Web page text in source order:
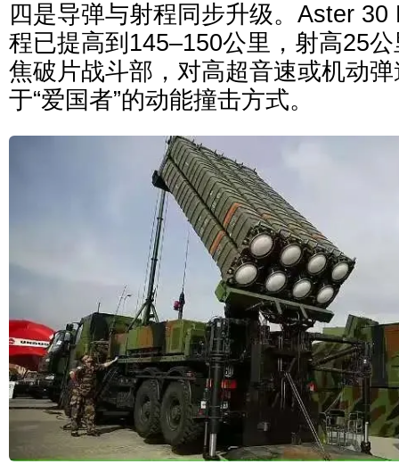
四是导弹与射程同步升级。Aster
程已提高到145–150公里，射高25
焦破片战斗部，对高超音速或机动
于“爱国者”的动能撞击方式。